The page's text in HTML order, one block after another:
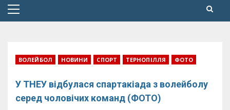
Primary
ВОЛЕЙБОЛ НОВИНИ СПОРТ ТЕРНОПІЛЛЯ ФОТО
У ТНЕУ відбулася спартакіада з волейболу
серед чоловічих команд (ФОТО)